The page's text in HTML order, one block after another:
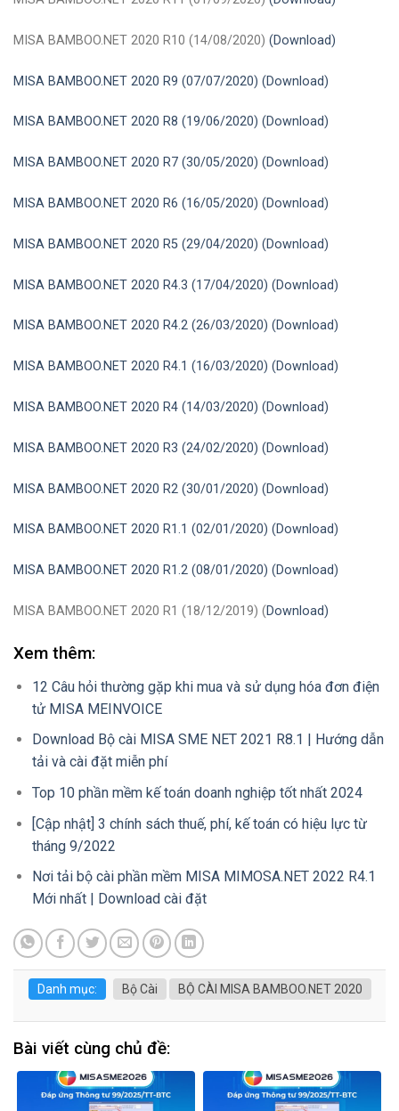
MISA BAMBOO.NET 2020 R10 (14/08/2020) (Download)
MISA BAMBOO.NET 2020 R9 (07/07/2020) (Download)
MISA BAMBOO.NET 2020 R8 (19/06/2020) (Download)
MISA BAMBOO.NET 2020 R7 (30/05/2020) (Download)
MISA BAMBOO.NET 2020 R6 (16/05/2020) (Download)
MISA BAMBOO.NET 2020 R5 (29/04/2020) (Download)
MISA BAMBOO.NET 2020 R4.3 (17/04/2020) (Download)
MISA BAMBOO.NET 2020 R4.2 (26/03/2020) (Download)
MISA BAMBOO.NET 2020 R4.1 (16/03/2020) (Download)
MISA BAMBOO.NET 2020 R4 (14/03/2020) (Download)
MISA BAMBOO.NET 2020 R3 (24/02/2020) (Download)
MISA BAMBOO.NET 2020 R2 (30/01/2020) (Download)
MISA BAMBOO.NET 2020 R1.1 (02/01/2020) (Download)
MISA BAMBOO.NET 2020 R1.2 (08/01/2020) (Download)
MISA BAMBOO.NET 2020 R1 (18/12/2019) (Download)
Xem thêm:
12 Câu hỏi thường gặp khi mua và sử dụng hóa đơn điện
tử MISA MEINVOICE
Download Bộ cài MISA SME NET 2021 R8.1 | Hướng dẫn
tải và cài đặt miễn phí
Top 10 phần mềm kế toán doanh nghiệp tốt nhất 2024
[Cập nhật] 3 chính sách thuế, phí, kế toán có hiệu lực từ
tháng 9/2022
Nơi tải bộ cài phần mềm MISA MIMOSA.NET 2022 R4.1
Mới nhất | Download cài đặt
Danh mục: Bộ Cài BỘ CÀI MISA BAMBOO.NET 2020
Bài viết cùng chủ đề: